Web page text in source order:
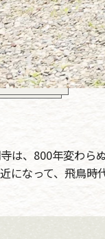
は、800年変わ
になって、飛鳥